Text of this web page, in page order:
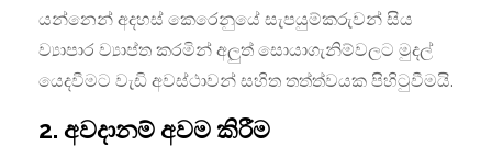
යන්නෙන් අදහස් කෙරෙනුයේ සැපයුම්කරුවන් සිය
ව්‍යාපාර ව්‍යාප්ත කරමින් අලුත් සොයාගැනිම්වලට මුදල්
යෙදවීමට වැඩි අවස්ථාවන් සහිත තත්ත්වයක පිහිටුවීමයි.
2. අවදානම් අවම කිරීම